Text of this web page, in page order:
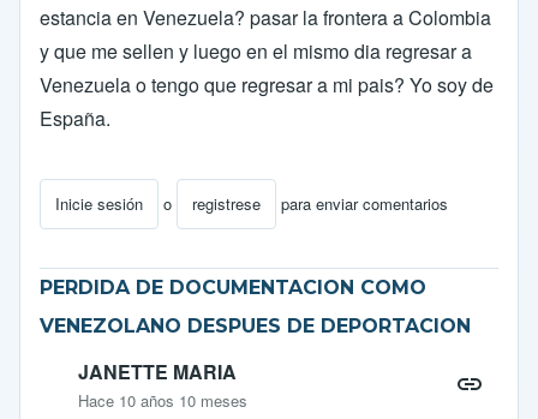
estancia en Venezuela? pasar la frontera a Colombia
y que me sellen y luego en el mismo dia regresar a
Venezuela o tengo que regresar a mi pais? Yo soy de
España.
Inicie sesión o registrese para enviar comentarios
PERDIDA DE DOCUMENTACION COMO
VENEZOLANO DESPUES DE DEPORTACION
JANETTE MARIA
Hace 10 años 10 meses